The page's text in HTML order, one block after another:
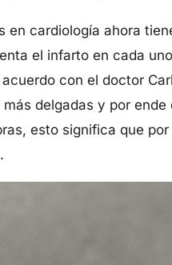
en cardiología ahora
el infarto en cada
con el doctor
delgadas y por
esto significa que